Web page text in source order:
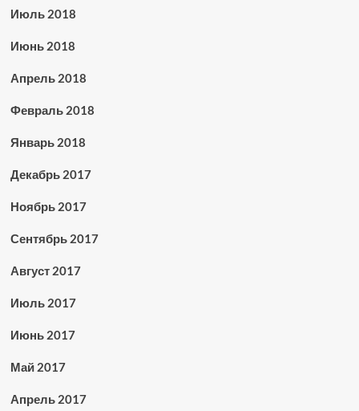
Июль 2018
Июнь 2018
Апрель 2018
Февраль 2018
Январь 2018
Декабрь 2017
Ноябрь 2017
Сентябрь 2017
Август 2017
Июль 2017
Июнь 2017
Май 2017
Апрель 2017